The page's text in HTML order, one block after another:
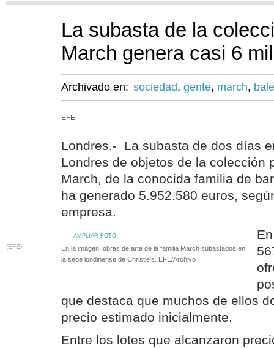
La subasta de la
March genera casi 6
Archivado en: sociedad, gente, march,
EFE
Londres.- La subasta de dos días
Londres de objetos de la colección
March, de la conocida familia de
ha generado 5.952.580 euros,
empresa.
AMPLIAR FOTO
(EFE)
En la imagen, obras de arte de la familia March subastados en
la sede londinense de Christie's. EFE/Archivo
que destaca que muchos de ellos
precio estimado inicialmente.
Entre los lotes que alcanzaron